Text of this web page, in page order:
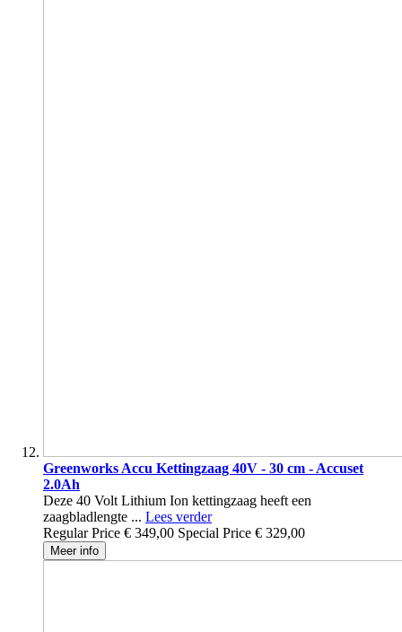
Greenworks Accu Kettingzaag 40V - 30 cm - Accuset
2.0Ah
Deze 40 Volt Lithium Ion kettingzaag heeft een
zaagbladlengte ... Lees verder
Regular Price € 349,00 Special Price € 329,00
Meer info